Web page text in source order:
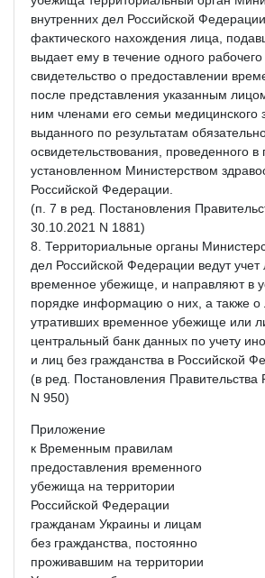
внутренних дел Российской
фактического нахождения лица,
выдает ему в течение одного
свидетельство о предоставлении
после представления указанным
ним членами его семьи медицинского
выданного по результатам
освидетельствования, проведенного в
установленном Министерством
Российской Федерации.
(п. 7 в ред. Постановления
30.10.2021 N 1881)
8. Территориальные органы
дел Российской Федерации ведут
временное убежище, и направляют в
порядке информацию о них, а также о
утративших временное убежище или
центральный банк данных по учету
и лиц без гражданства в Российской
(в ред. Постановления
N 950)
Приложение
к Временным правилам
предоставления временного
убежища на территории
Российской Федерации
гражданам Украины и лицам
без гражданства, постоянно
проживавшим на территории